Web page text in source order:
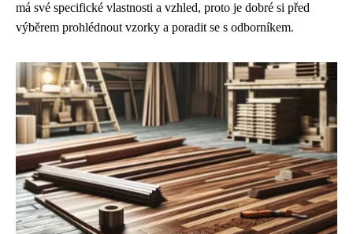
má své specifické vlastnosti a vzhled, proto je dobré si před
výběrem prohlédnout vzorky a poradit se s odborníkem.